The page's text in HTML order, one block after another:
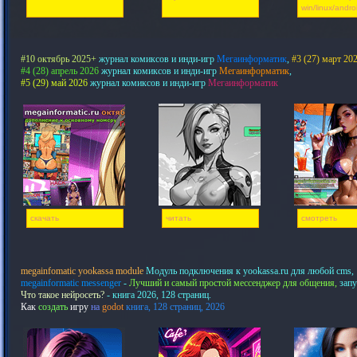
win/linux/
#10 октябрь 2025+ журнал комиксов и инди-игр Мегаинформатик, #3 (27) март
#4 (28) апрель 2026 журнал комиксов и инди-игр Мегаинформатик,
#5 (29) май 2026 журнал комиксов и инди-игр Мегаинформатик
скачать читать смотреть
megainfomatic yookassa module Модуль подключения к yookassa.ru для любой cms,
megainformatic messenger - Лучший и самый простой мессенджер для общения,
Что такое нейросеть? - книга 2026, 128 страниц.
Как создать игру на godot книга, 128 страниц, 2026